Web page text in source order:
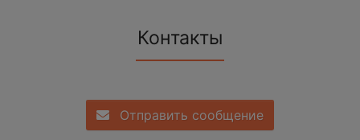
Контакты
Отправить сообщение